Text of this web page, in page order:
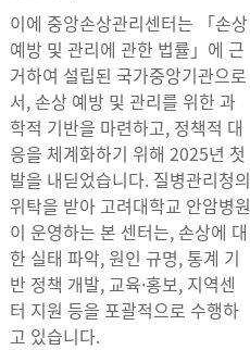
이에 중앙손상관리센터는 「손상
예방 및 관리에 관한 법률」에 근
거하여 설립된 국가중앙기관으로
서, 손상 예방 및 관리를 위한 과
학적 기반을 마련하고, 정책적 대
응을 체계화하기 위해 2025년 첫
발을 내딛었습니다. 질병관리청의
위탁을 받아 고려대학교 안암병원
이 운영하는 본 센터는, 손상에 대
한 실태 파악, 원인 규명, 통계 기
반 정책 개발, 교육·홍보, 지역센
터 지원 등을 포괄적으로 수행하
고 있습니다.